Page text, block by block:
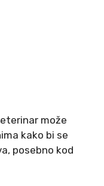
može
kako bi se
posebno kod